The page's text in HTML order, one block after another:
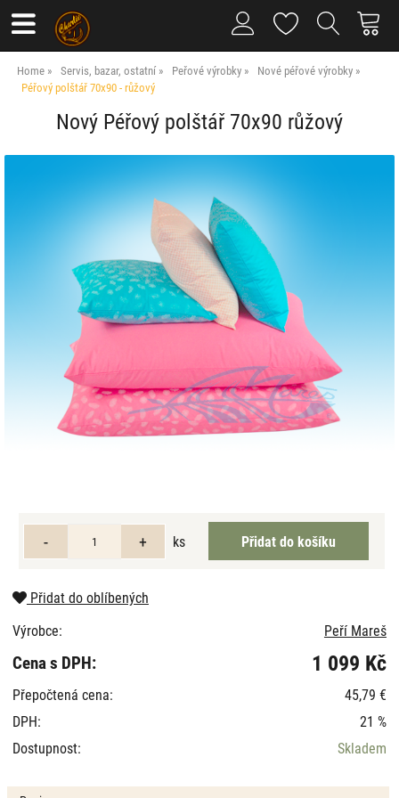
Home Servis, bazar, ostatní Peřové výrobky
Nové péřové výrobky
Péřový polštář 70x90 - růžový
Nový Péřový polštář 70x90 růžový
ks
Přidat do oblíbených
Výrobce:
Peří Mareš
Cena s DPH: 1 099 Kč
Přepočtená cena:
45,79 €
DPH:
21 %
Dostupnost:
Skladem